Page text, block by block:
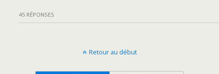
45 RÉPONSES
Retour au début